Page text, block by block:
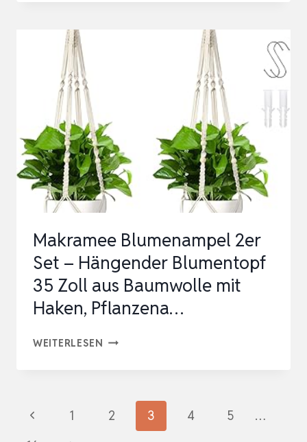
MAKRAMEE
HÄNGEAMPEL
MIT
HAKEN,
Makramee Blumenampel 2er
Set – Hängender Blumentopf
35 Zoll aus Baumwolle mit
Haken, Pflanzena…
WEITERLESEN MAKRAMEE
–
Seitennavigation
Vorherige
1 2 3 4 5
…